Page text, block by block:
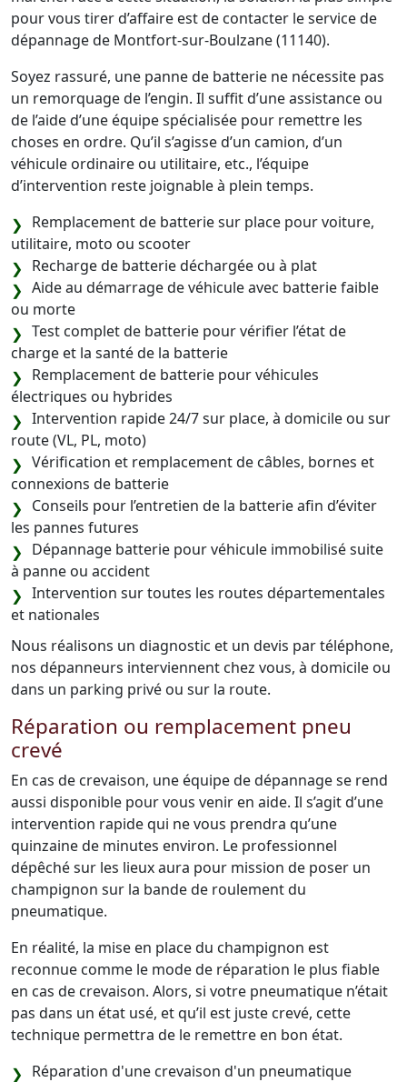
pour vous tirer d’affaire est de contacter le service de
dépannage de Montfort-sur-Boulzane (11140).
Soyez rassuré, une panne de batterie ne nécessite pas
un remorquage de l’engin. Il suffit d’une assistance ou
de l’aide d’une équipe spécialisée pour remettre les
choses en ordre. Qu’il s’agisse d’un camion, d’un
véhicule ordinaire ou utilitaire, etc., l’équipe
d’intervention reste joignable à plein temps.
Remplacement de batterie sur place pour voiture,
utilitaire, moto ou scooter
Recharge de batterie déchargée ou à plat
Aide au démarrage de véhicule avec batterie faible
ou morte
Test complet de batterie pour vérifier l’état de
charge et la santé de la batterie
Remplacement de batterie pour véhicules
électriques ou hybrides
Intervention rapide 24/7 sur place, à domicile ou sur
route (VL, PL, moto)
Vérification et remplacement de câbles, bornes et
connexions de batterie
Conseils pour l’entretien de la batterie afin d’éviter
les pannes futures
Dépannage batterie pour véhicule immobilisé suite
à panne ou accident
Intervention sur toutes les routes départementales
et nationales
Nous réalisons un diagnostic et un devis par téléphone,
nos dépanneurs interviennent chez vous, à domicile ou
dans un parking privé ou sur la route.
Réparation ou remplacement pneu
crevé
En cas de crevaison, une équipe de dépannage se rend
aussi disponible pour vous venir en aide. Il s’agit d’une
intervention rapide qui ne vous prendra qu’une
quinzaine de minutes environ. Le professionnel
dépêché sur les lieux aura pour mission de poser un
champignon sur la bande de roulement du
pneumatique.
En réalité, la mise en place du champignon est
reconnue comme le mode de réparation le plus fiable
en cas de crevaison. Alors, si votre pneumatique n’était
pas dans un état usé, et qu’il est juste crevé, cette
technique permettra de le remettre en bon état.
Réparation d'une crevaison d'un pneumatique